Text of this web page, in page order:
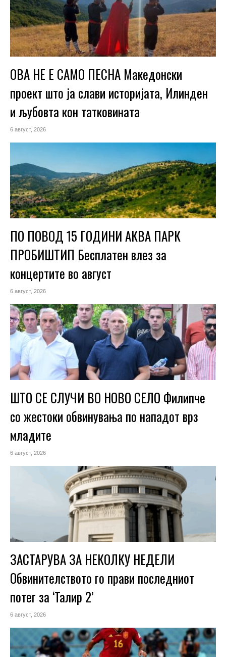
ОВА НЕ Е САМО ПЕСНА Македонски
проект што ја слави историјата, Илинден
и љубовта кон татковината
6 август, 2026
ПО ПОВОД 15 ГОДИНИ АКВА ПАРК
ПРОБИШТИП Бесплатен влез за
концертите во август
6 август, 2026
ШТО СЕ СЛУЧИ ВО НОВО СЕЛО Филипче
со жестоки обвинувања по нападот врз
младите
6 август, 2026
ЗАСТАРУВА ЗА НЕКОЛКУ НЕДЕЛИ
Обвинителството го прави последниот
потег за ‘Талир 2’
6 август, 2026